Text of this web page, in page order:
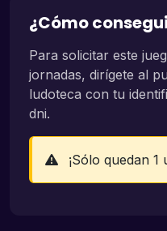
¿Cómo
Para solicitar este
jornadas, dirígete al
ludoteca con tu
dni.
¡Sólo quedan 1